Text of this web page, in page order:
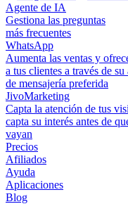
Agente de IA
Gestiona las preguntas
más frecuentes
WhatsApp
Aumenta las ventas y
a tus clientes a través de
de mensajería preferida
JivoMarketing
Capta la atención de tus
capta su interés antes de
vayan
Precios
Afiliados
Ayuda
Aplicaciones
Blog